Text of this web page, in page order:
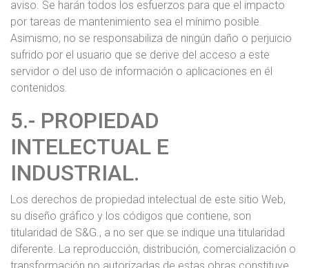
aviso. Se harán todos los esfuerzos para que el impacto
por tareas de mantenimiento sea el mínimo posible.
Asimismo, no se responsabiliza de ningún daño o perjuicio
sufrido por el usuario que se derive del acceso a este
servidor o del uso de información o aplicaciones en él
contenidos.
5.- PROPIEDAD
INTELECTUAL E
INDUSTRIAL.
Los derechos de propiedad intelectual de este sitio Web,
su diseño gráfico y los códigos que contiene, son
titularidad de S&G., a no ser que se indique una titularidad
diferente. La reproducción, distribución, comercialización o